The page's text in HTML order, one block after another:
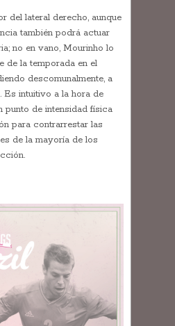
del lateral derecho, aunque
también podrá actuar
no en vano, Mourinho lo
de la temporada en el
descomunalmente, a
Es intuitivo a la hora de
punto de intensidad física
para contrarrestar las
de la mayoría de los